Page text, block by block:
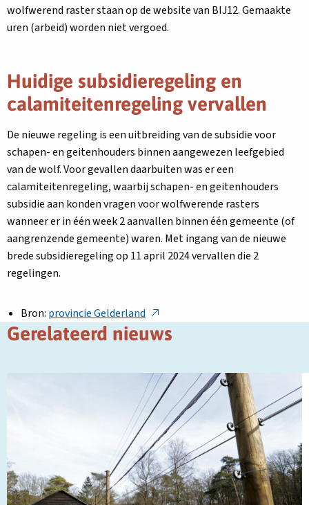
wolfwerend raster staan op de website van BIJ12. Gemaakte
uren (arbeid) worden niet vergoed.
Huidige subsidieregeling en
calamiteitenregeling vervallen
De nieuwe regeling is een uitbreiding van de subsidie voor
schapen- en geitenhouders binnen aangewezen leefgebied
van de wolf. Voor gevallen daarbuiten was er een
calamiteitenregeling, waarbij schapen- en geitenhouders
subsidie aan konden vragen voor wolfwerende rasters
wanneer er in één week 2 aanvallen binnen één gemeente (of
aangrenzende gemeente) waren. Met ingang van de nieuwe
brede subsidieregeling op 11 april 2024 vervallen die 2
regelingen.
Bron: provincie Gelderland Deze
link
een
nieuw
tabblad
Gerelateerd nieuws
hoefdieren
in
Overijssel